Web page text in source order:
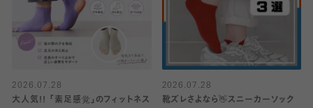
2026.07.28
大人気!! 「素足感覚」のフィットネス
2026.07.28
靴ズレさよなら👋スニーカーソック